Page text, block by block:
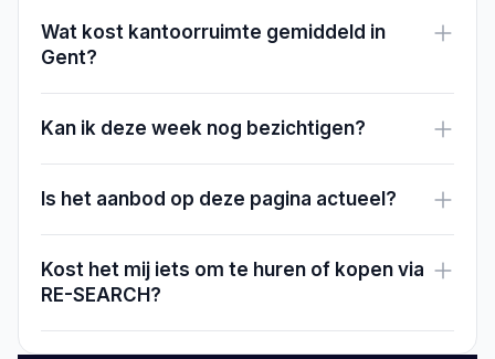
Wat kost kantoorruimte gemiddeld in
Gent?
Kan ik deze week nog bezichtigen?
Is het aanbod op deze pagina actueel?
Kost het mij iets om te huren of kopen via
RE-SEARCH?